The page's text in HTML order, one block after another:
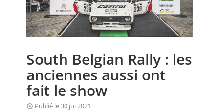
FOCUS
ANNUAIRES
PETITES ANNONCES
South Belgian Rally : les
anciennes aussi ont
fait le show
Publié le 30 jui 2021